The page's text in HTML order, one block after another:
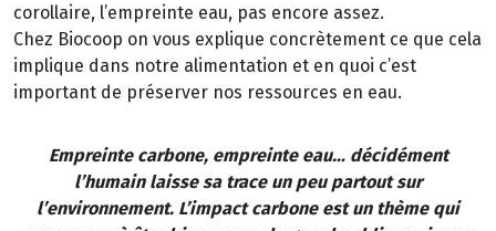
corollaire, l’empreinte eau, pas encore assez.
Chez Biocoop on vous explique concrètement ce que cela
implique dans notre alimentation et en quoi c’est
important de préserver nos ressources en eau.
Empreinte carbone, empreinte eau… décidément
l’humain laisse sa trace un peu partout sur
l’environnement. L’impact carbone est un thème qui